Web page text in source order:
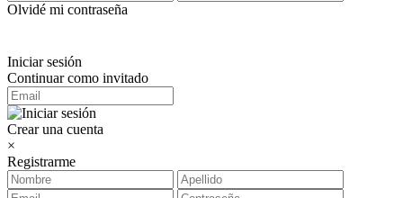
Olvidé mi contraseña
Iniciar sesión
Continuar como invitado
Crear una cuenta
×
Registrarme